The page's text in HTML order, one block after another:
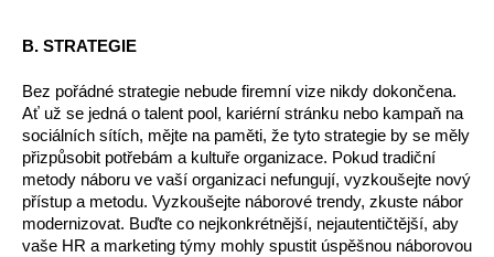
B. STRATEGIE
Bez pořádné strategie nebude firemní vize nikdy dokončena.
Ať už se jedná o talent pool, kariérní stránku nebo kampaň na
sociálních sítích, mějte na paměti, že tyto strategie by se měly
přizpůsobit potřebám a kultuře organizace. Pokud tradiční
metody náboru ve vaší organizaci nefungují, vyzkoušejte nový
přístup a metodu. Vyzkoušejte náborové trendy, zkuste nábor
modernizovat. Buďte co nejkonkrétnější, nejautentičtější, aby
vaše HR a marketing týmy mohly spustit úspěšnou náborovou